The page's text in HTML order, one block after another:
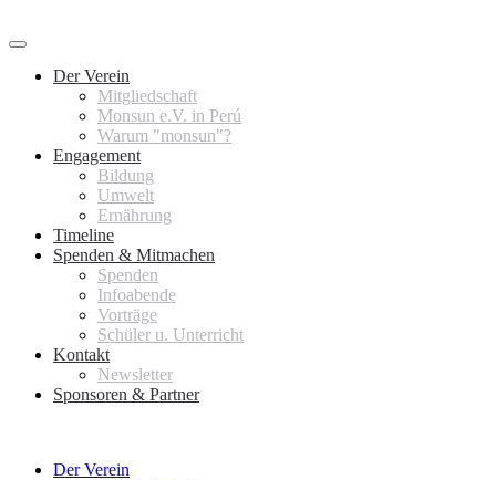
Der Verein
Mitgliedschaft
Monsun e.V. in Perú
Warum "monsun"?
Engagement
Bildung
Umwelt
Ernährung
Timeline
Spenden & Mitmachen
Spenden
Infoabende
Vorträge
Schüler u. Unterricht
Kontakt
Newsletter
Sponsoren & Partner
Der Verein